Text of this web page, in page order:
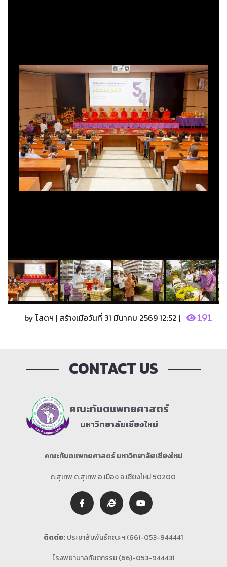
by โสตฯ | สร้างเมือวันที่ 31 มีนาคม 2569 12:52 | 191
CONTACT US
คณะทันตแพทยศาสตร์
มหาวิทยาลัยเชียงใหม่
คณะทันตแพทยศาสตร์ มหาวิทยาลัยเชียงใหม่
ถ.สุเทพ ต.สุเทพ อ.เมือง จ.เชียงใหม่ 50200
ติดต่อ: ประชาสัมพันธ์คณะฯ (66)-053-944441
โรงพยาบาลทันตกรรม (66)-053-944431